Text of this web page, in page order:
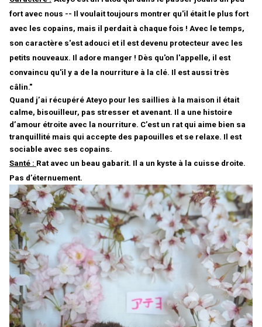
fort avec nous -- Il voulait toujours montrer qu'il était le plus fort
avec les copains, mais il perdait à chaque fois ! Avec le temps,
son caractère s'est adouci et il est devenu protecteur avec les
petits nouveaux. Il adore manger ! Dès qu'on l'appelle, il est
convaincu qu'il y a de la nourriture à la clé. Il est aussi très
câlin."
Quand j’ai récupéré Ateyo pour les saillies à la maison il était
calme, bisouilleur, pas stresser et avenant. Il a une histoire
d’amour étroite avec la nourriture. C’est un rat qui aime bien sa
tranquillité mais qui accepte des papouilles et se relaxe. Il est
sociable avec ses copains.
Santé : Rat avec un beau gabarit. Il a un kyste à la cuisse droite.
Pas d’éternuement.